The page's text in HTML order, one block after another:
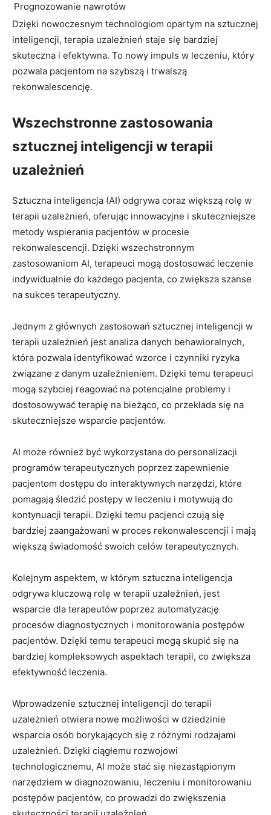
Prognozowanie nawrotów
Dzięki nowoczesnym technologiom opartym na sztucznej
inteligencji, terapia uzależnień staje się bardziej
skuteczna i efektywna. To nowy impuls w leczeniu, który
pozwala pacjentom na szybszą i trwalszą
rekonwalescencję.
Wszechstronne zastosowania
sztucznej inteligencji w terapii
uzależnień
Sztuczna inteligencja (AI) odgrywa coraz większą rolę w
terapii uzależnień, oferując innowacyjne i skuteczniejsze
metody wspierania pacjentów w procesie
rekonwalescencji. Dzięki wszechstronnym
zastosowaniom AI, terapeuci mogą dostosować leczenie
indywidualnie do każdego pacjenta, co zwiększa szanse
na sukces terapeutyczny.
Jednym z głównych zastosowań sztucznej inteligencji w
terapii uzależnień jest analiza danych behawioralnych,
która pozwala identyfikować wzorce i czynniki ryzyka
związane z danym uzależnieniem. Dzięki temu terapeuci
mogą szybciej reagować na potencjalne problemy i
dostosowywać terapię na bieżąco, co przekłada się na
skuteczniejsze wsparcie pacjentów.
AI może również być wykorzystana do personalizacji
programów terapeutycznych poprzez zapewnienie
pacjentom dostępu do interaktywnych narzędzi, które
pomagają śledzić postępy w leczeniu i motywują do
kontynuacji terapii. Dzięki temu pacjenci czują się
bardziej zaangażowani w proces rekonwalescencji i mają
większą świadomość swoich celów terapeutycznych.
Kolejnym aspektem, w którym sztuczna inteligencja
odgrywa kluczową rolę w terapii uzależnień, jest
wsparcie dla terapeutów poprzez automatyzację
procesów diagnostycznych i monitorowania postępów
pacjentów. Dzięki temu terapeuci mogą skupić się na
bardziej kompleksowych aspektach terapii, co zwiększa
efektywność leczenia.
Wprowadzenie sztucznej inteligencji do terapii
uzależnień otwiera nowe możliwości w dziedzinie
wsparcia osób borykających się z różnymi rodzajami
uzależnień. Dzięki ciągłemu rozwojowi
technologicznemu, AI może stać się niezastąpionym
narzędziem w diagnozowaniu, leczeniu i monitorowaniu
postępów pacjentów, co prowadzi do zwiększenia